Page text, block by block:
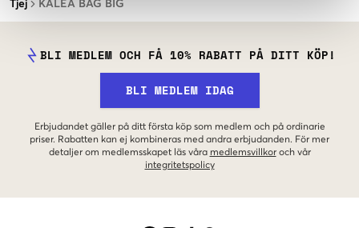
Tjej KALEA BAG BIG
BLI MEDLEM OCH FÅ 10% RABATT PÅ DITT KÖP!
BLI MEDLEM IDAG
Erbjudandet gäller på ditt första köp som medlem och på ordinarie
priser. Rabatten kan ej kombineras med andra erbjudanden. För mer
detaljer om medlemsskapet läs våra medlemsvillkor och vår
integritetspolicy